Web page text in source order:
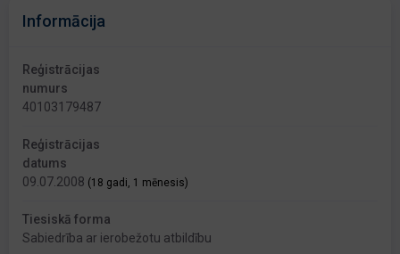
Informācija
Reģistrācijas
numurs
40103179487
Reģistrācijas
datums
09.07.2008 (18 gadi, 1 mēnesis)
Tiesiskā forma
Sabiedrība ar ierobežotu atbildību